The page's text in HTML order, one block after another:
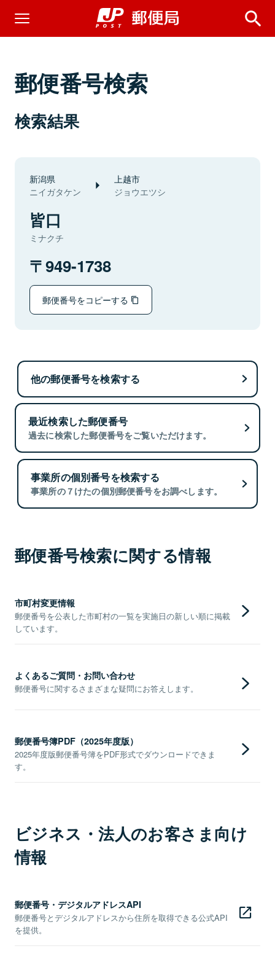
郵便番号検索
検索結果
新潟県
ニイガタケン
上越市
ジョウエツシ
皆口
ミナクチ
949-1738
郵便番号をコピーする
他の郵便番号を検索する
最近検索した郵便番号
過去に検索した郵便番号をご覧いただけます。
事業所の個別番号を検索する
事業所の７けたの個別郵便番号をお調べします。
郵便番号検索に関する情報
市町村変更情報
郵便番号を公表した市町村の一覧を実施日の新しい順に掲載
しています。
よくあるご質問・お問い合わせ
郵便番号に関するさまざまな疑問にお答えします。
郵便番号簿PDF（2025年度版）
2025年度版郵便番号簿をPDF形式でダウンロードできま
す。
ビジネス・法人のお客さま向け
情報
郵便番号・デジタルアドレスAPI
郵便番号とデジタルアドレスから住所を取得できる公式API
を提供。